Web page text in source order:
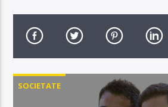
SOCIETATE